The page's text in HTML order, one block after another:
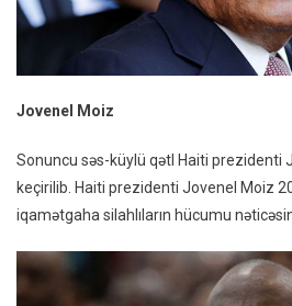
Jovenel Moiz
Sonuncu səs-küylü qətl Haiti prezidenti
keçirilib. Haiti prezidenti Jovenel Moiz
iqamətgaha silahlıların hücumu